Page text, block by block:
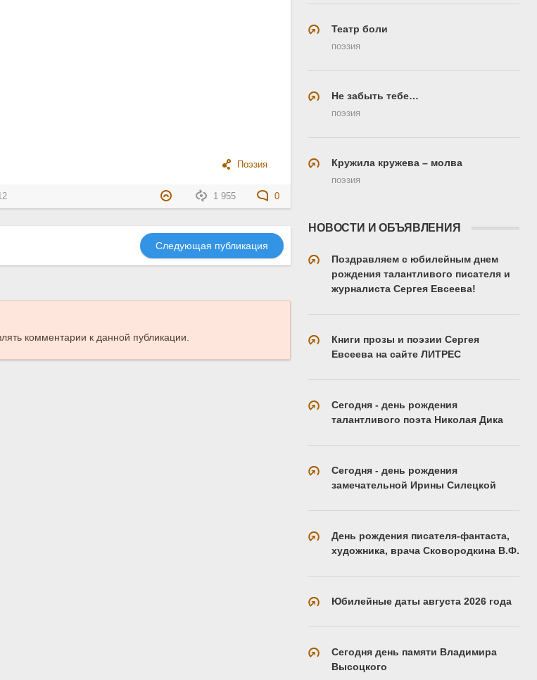
Поэзия
1 955 0
Следующая публикация
комментарии к данной публикации.
Театр боли
поэзия
Не забыть тебе…
поэзия
Кружила кружева – молва
поэзия
НОВОСТИ И ОБЪЯВЛЕНИЯ
Поздравляем с юбилейным днем
рождения талантливого писателя и
журналиста Сергея Евсеева!
Книги прозы и поэзии Сергея
Евсеева на сайте ЛИТРЕС
Сегодня - день рождения
талантливого поэта Николая Дика
Сегодня - день рождения
замечательной Ирины Силецкой
День рождения писателя-фантаста,
художника, врача Сковородкина В.Ф.
Юбилейные даты августа 2026 года
Сегодня день памяти Владимира
Высоцкого